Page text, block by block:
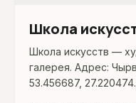
Школа
Школа искусств —
галерея. Адрес:
53.456687,